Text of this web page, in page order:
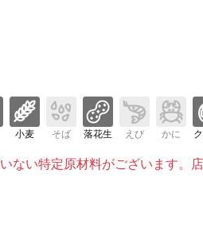
小麦 そば 落花生 えび かに
ない特定原材料がございます。